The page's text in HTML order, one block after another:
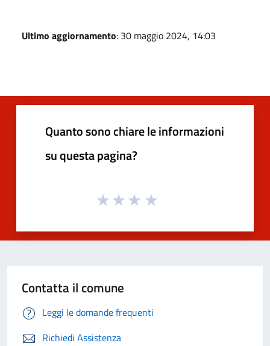
Ultimo aggiornamento: 30 maggio 2024, 14:03
Quanto sono chiare le informazioni
su questa pagina?
Contatta il comune
Leggi le domande frequenti
Richiedi Assistenza